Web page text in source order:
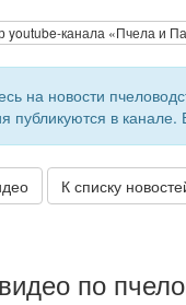
youtube-канала «Пчела и
на новости
публикуются в
К списку
по